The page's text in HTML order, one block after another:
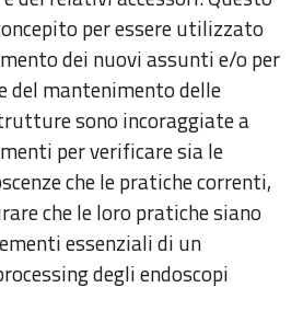
per essere utilizzato
dei nuovi assunti e/o per
del mantenimento delle
sono incoraggiate a
per verificare sia le
che le pratiche correnti,
che le loro pratiche siano
essenziali di un
degli endoscopi